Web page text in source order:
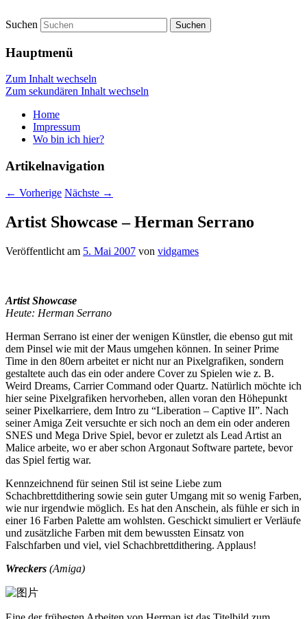
vidgames.de
Suchen
Hauptmenü
Zum Inhalt wechseln
Zum sekundären Inhalt wechseln
Home
Impressum
Wo bin ich hier?
Artikelnavigation
← Vorherige Nächste →
Artist Showcase – Herman Serrano
Veröffentlicht am 5. Mai 2007 von vidgames
Artist Showcase
Heute: Herman Serrano
Herman Serrano ist einer der wenigen Künstler, die ebenso gut mit
dem Pinsel wie mit der Maus umgehen können. In seiner Prime
Time in den 80ern arbeitet er nicht nur an Pixelgrafiken, sondern
gestaltete auch das ein oder andere Cover zu Spielen wie z. B.
Weird Dreams, Carrier Command oder Quartz. Natürlich möchte ich
hier seine Pixelgrafiken hervorheben, allen voran den Höhepunkt
seiner Pixelkarriere, dem Intro zu “Liberation – Captive II”. Nach
seiner Amiga Zeit versuchte er sich noch an dem ein oder anderen
SNES und Mega Drive Spiel, bevor er zuletzt als Lead Artist an
Malice arbeite, wo er aber schon Argonaut Software partete, bevor
das Spiel fertig war.
Kennzeichnend für seinen Stil ist seine Liebe zum
Schachbrettdithering sowie sein guter Umgang mit so wenig Farben,
wie nur irgendwie möglich. Es hat den Anschein, als fühle er sich in
einer 16 Farben Palette am wohlsten. Geschickt simuliert er Verläufe
und zusätzliche Farben mit dem bewussten Einsatz von
Falschfarben und viel, viel Schachbrettdithering. Applaus!
Wreckers (Amiga)